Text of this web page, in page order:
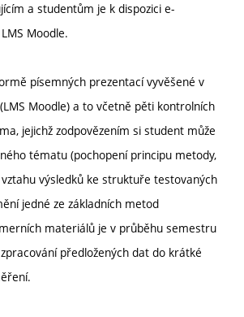
a studentům je k dispozici e-
Moodle.
písemných prezentací vyvěšené v
Moodle) a to včetně pěti kontrolních
jejichž zodpovězením si student může
tématu (pochopení principu metody,
výsledků ke struktuře testovaných
jedné ze základních metod
materiálů je v průběhu semestru
předložených dat do krátké